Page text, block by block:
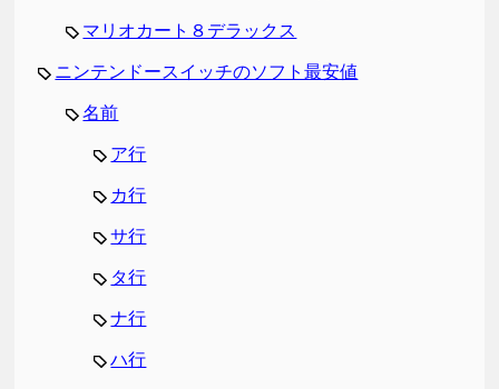
マリオカート８デラックス
ニンテンドースイッチのソフト最安値
名前
ア行
カ行
サ行
タ行
ナ行
ハ行